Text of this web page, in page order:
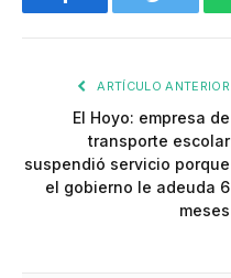
Facebook Twitter
ARTÍCULO ANTERIOR
El Hoyo: empresa de
transporte escolar
suspendió servicio porque
el gobierno le adeuda 6
meses